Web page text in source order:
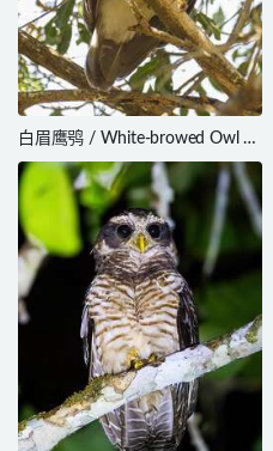
白眉鹰鸮 / White-browed Owl /
Athene superciliaris